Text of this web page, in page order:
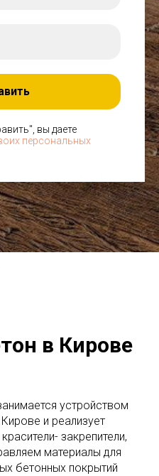
вы даете
персональных
в Кирове
устройством
и реализует
закрепители,
материалы для
бетонных покрытий